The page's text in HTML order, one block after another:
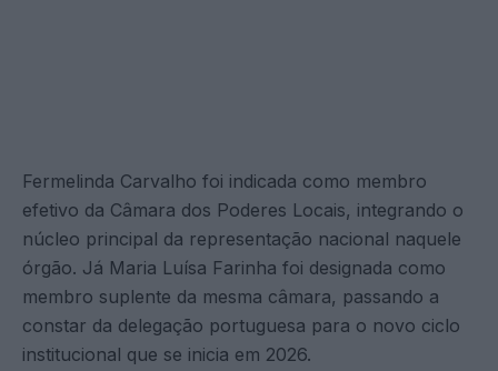
Fermelinda Carvalho foi indicada como membro
efetivo da Câmara dos Poderes Locais, integrando o
núcleo principal da representação nacional naquele
órgão. Já Maria Luísa Farinha foi designada como
membro suplente da mesma câmara, passando a
constar da delegação portuguesa para o novo ciclo
institucional que se inicia em 2026.